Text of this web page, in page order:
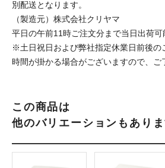
別配送となります。
（製造元）株式会社クリヤマ
平日の午前11時ご注文分まで当日出荷可
※土日祝日および弊社指定休業日前後の
時間が掛かる場合がございますので、ご
この商品は
他のバリエーションもあり